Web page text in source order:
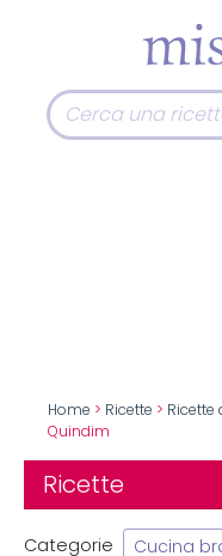
Home > Ricette >
Quindim
Ricette
Categorie Cucina